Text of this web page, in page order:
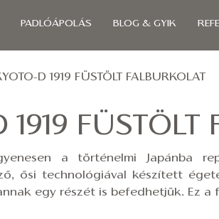
PADLÓÁPOLÁS BLOG & GYIK
D 1919 FÜSTÖLT FALBURKOLAT
1919 FÜSTÖLT
a történelmi Japánba
ősi technológiával készített
egy részét is befedhetjük. Ez a